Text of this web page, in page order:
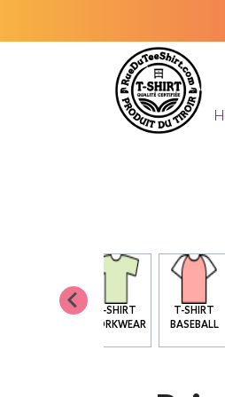
T SHIRT BIO
T-SHIRT
WORKWEAR
T-SHIRT
BASEBALL